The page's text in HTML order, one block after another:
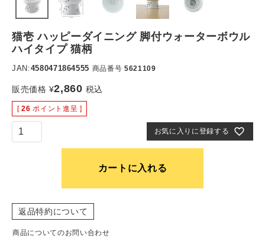
猫壱 ハッピーダイニング 脚付ウォーターボウル
ハイタイプ 猫柄
JAN:4580471864555 商品番号 5621109
販売価格 ¥2,860 税込
[ 26 ポイント進呈 ]
お気に入りに登録する
カートに入れる
返品特約について
商品についてのお問い合わせ